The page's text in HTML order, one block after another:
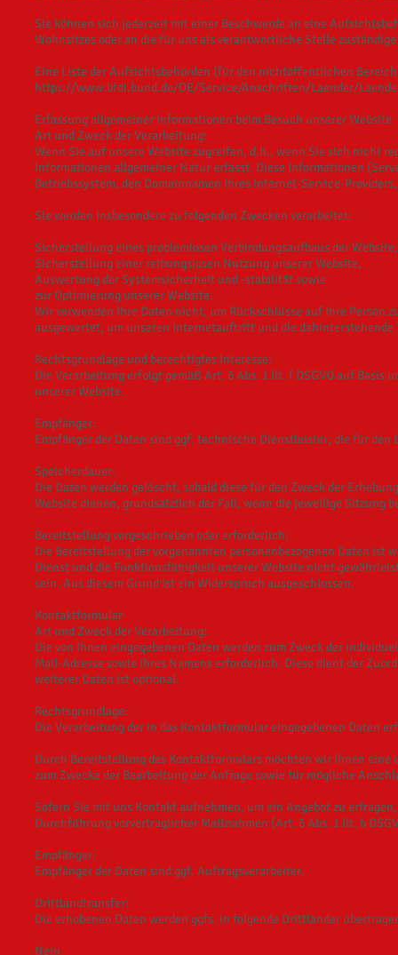
Sie können sich jederzeit mit einer Beschwerde an eine
Wohnsitzes oder an die für uns als verantwortliche Stelle zuständige
Eine Liste der Aufsichtsbehörden (für den nichtöffentlichen
https://www.bfdi.bund.de/DE/Service/Anschriften/Laender/
Erfassung allgemeiner Informationen beim Besuch unserer Website
Art und Zweck der Verarbeitung:
Wenn Sie auf unsere Website zugreifen, d.h., wenn Sie sich nicht
Informationen allgemeiner Natur erfasst. Diese Informationen
Betriebssystem, den Domainnamen Ihres Internet-Service-
Sie werden insbesondere zu folgenden Zwecken verarbeitet:
Sicherstellung eines problemlosen Verbindungsaufbaus der Website,
Sicherstellung einer reibungslosen Nutzung unserer Website,
Auswertung der Systemsicherheit und -stabilität sowie
zur Optimierung unserer Website.
Wir verwenden Ihre Daten nicht, um Rückschlüsse auf Ihre
ausgewertet, um unseren Internetauftritt und die dahinterstehende
Rechtsgrundlage und berechtigtes Interesse:
Die Verarbeitung erfolgt gemäß Art. 6 Abs. 1 lit. f DSGVO auf
unserer Website.
Empfänger:
Empfänger der Daten sind ggf. technische Dienstleister, die für
Speicherdauer:
Die Daten werden gelöscht, sobald diese für den Zweck der
Website dienen, grundsätzlich der Fall, wenn die jeweilige Sitzung
Bereitstellung vorgeschrieben oder erforderlich:
Die Bereitstellung der vorgenannten personenbezogenen Daten ist
Dienst und die Funktionsfähigkeit unserer Website nicht
sein. Aus diesem Grund ist ein Widerspruch ausgeschlossen.
Kontaktformular
Art und Zweck der Verarbeitung:
Die von Ihnen eingegebenen Daten werden zum Zweck der
Mail-Adresse sowie Ihres Namens erforderlich. Diese dient der
weiterer Daten ist optional.
Rechtsgrundlage:
Die Verarbeitung der in das Kontaktformular eingegebenen Daten
Durch Bereitstellung des Kontaktformulars möchten wir Ihnen
zum Zwecke der Bearbeitung der Anfrage sowie für mögliche
Sofern Sie mit uns Kontakt aufnehmen, um ein Angebot zu
Durchführung vorvertraglicher Maßnahmen (Art. 6 Abs. 1 lit. b
Empfänger:
Empfänger der Daten sind ggf. Auftragsverarbeiter.
Drittlandtransfer:
Die erhobenen Daten werden ggfs. in folgende Drittländer
Nein